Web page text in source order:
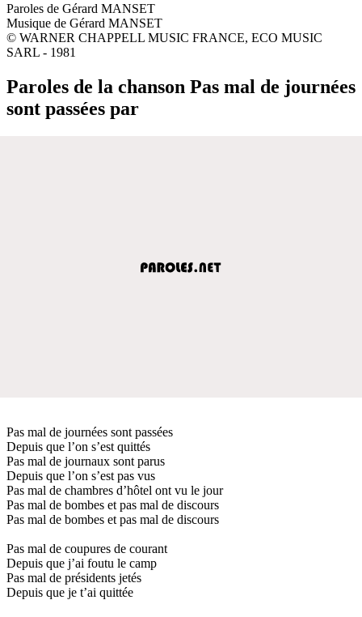
Paroles de Gérard MANSET
Musique de Gérard MANSET
© WARNER CHAPPELL MUSIC FRANCE, ECO MUSIC
SARL - 1981
Paroles de la chanson Pas mal de journées
sont passées par
Pas mal de journées sont passées
Depuis que l’on s’est quittés
Pas mal de journaux sont parus
Depuis que l’on s’est pas vus
Pas mal de chambres d’hôtel ont vu le jour
Pas mal de bombes et pas mal de discours
Pas mal de bombes et pas mal de discours
Pas mal de coupures de courant
Depuis que j’ai foutu le camp
Pas mal de présidents jetés
Depuis que je t’ai quittée